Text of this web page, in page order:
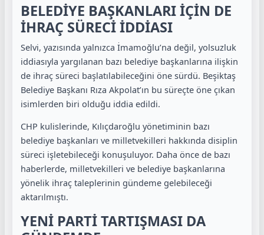
BELEDİYE BAŞKANLARI İÇİN DE
İHRAÇ SÜRECİ İDDİASI
Selvi, yazısında yalnızca İmamoğlu’na değil, yolsuzluk
iddiasıyla yargılanan bazı belediye başkanlarına ilişkin
de ihraç süreci başlatılabileceğini öne sürdü. Beşiktaş
Belediye Başkanı Rıza Akpolat’ın bu süreçte öne çıkan
isimlerden biri olduğu iddia edildi.
CHP kulislerinde, Kılıçdaroğlu yönetiminin bazı
belediye başkanları ve milletvekilleri hakkında disiplin
süreci işletebileceği konuşuluyor. Daha önce de bazı
haberlerde, milletvekilleri ve belediye başkanlarına
yönelik ihraç taleplerinin gündeme gelebileceği
aktarılmıştı.
YENİ PARTİ TARTIŞMASI DA